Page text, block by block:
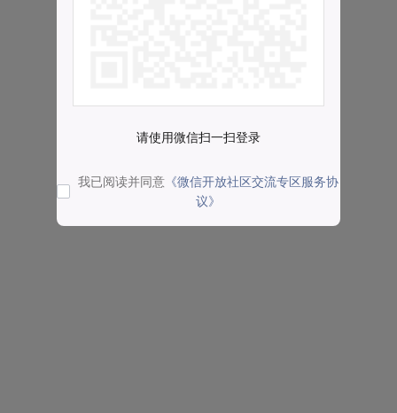
请使用微信扫一扫登录
我已阅读并同意 《微信开放社区交流专区服务协
议》